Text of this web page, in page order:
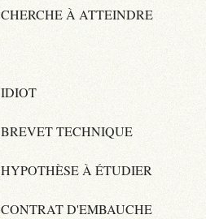
CHERCHE À ATTEINDRE
IDIOT
BREVET TECHNIQUE
HYPOTHÈSE À ÉTUDIER
CONTRAT D'EMBAUCHE